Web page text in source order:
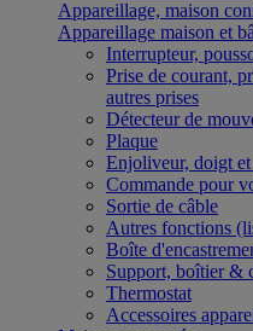
Appareillage, maison
Appareillage maison et
Interrupteur,
Prise de courant,
autres prises
Détecteur de
Plaque
Enjoliveur, doigt
Commande pour
Sortie de câble
Autres fonctions
Boîte
Support, boîtier &
Thermostat
Accessoires